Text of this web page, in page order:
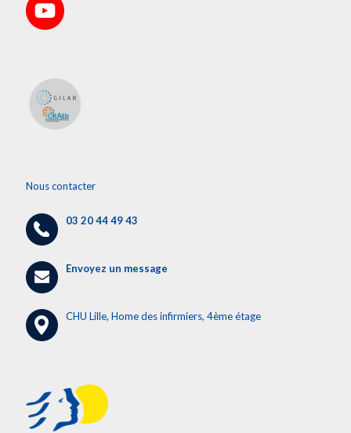
Nous contacter
03 20 44 49 43
Envoyez un message
CHU Lille, Home des infirmiers, 4ème étage